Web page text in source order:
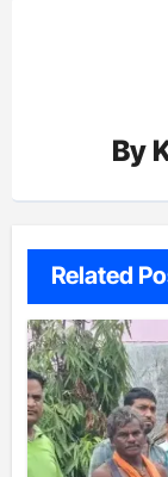
By
Related